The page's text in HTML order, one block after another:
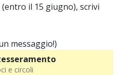
il 15 giugno), scrivi
messaggio!)
e circoli